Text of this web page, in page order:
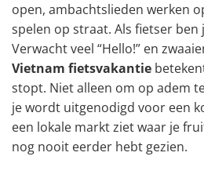
open, ambachtslieden werken
spelen op straat. Als fietser ben
Verwacht veel “Hello!” en
Vietnam fietsvakantie
stopt. Niet alleen om op adem
je wordt uitgenodigd voor een
een lokale markt ziet waar je
nog nooit eerder hebt gezien.